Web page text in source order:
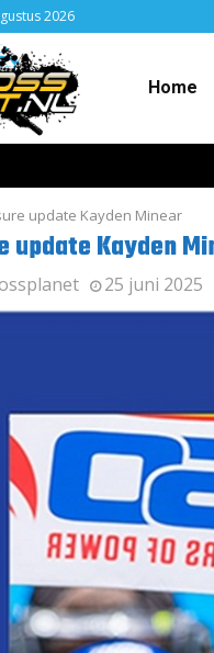
2026
Home
update Kayden Minear
update Kayden
25 juni 2025